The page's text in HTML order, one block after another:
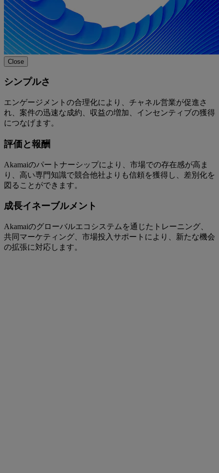
Close
シンプルさ
エンゲージメントの合理化により、チャネル営業が促進さ
れ、案件の迅速な成約、収益の増加、インセンティブの獲得
につなげます。
評価と報酬
Akamaiのパートナーシップにより、市場での存在感が高ま
り、高い専門知識で競合他社よりも信頼を獲得し、差別化を
図ることができます。
成長イネーブルメント
Akamaiのグローバルエコシステムを通じたトレーニング、
共同マーケティング、市場投入サポートにより、新たな機会
の拡張に対応します。